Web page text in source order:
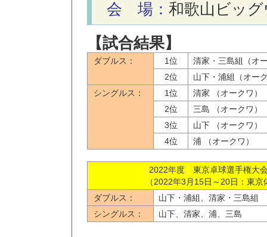
会 場： 和歌山ビッ
【試合結果】
ダブルス： 1位
清家・三島組（オ
2位
山下・浦組（オー
シングルス：
1位
清家 （オークワ）
2位
三島 （オークワ）
3位
山下 （オークワ）
4位
浦 （オークワ）
2022年度 東京卓球選手権大
（2022年3月15日～20日：東京
ダブルス：
山下・浦組、清家・三島組
シングルス：
山下、清家、浦、三島